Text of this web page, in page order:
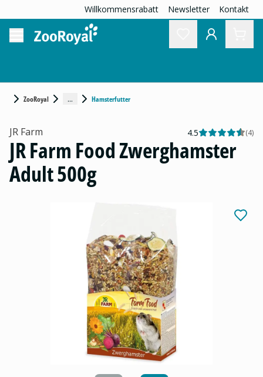
Willkommensrabatt Newsletter Kontakt
ZooRoyal ... Hamsterfutter
JR Farm 4.5 (4)
JR Farm Food Zwerghamster
Adult 500g